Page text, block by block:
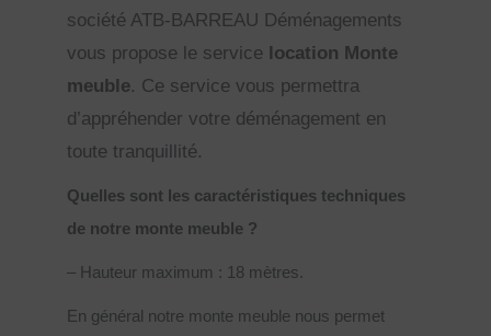
société ATB-BARREAU Déménagements
vous propose le service location Monte
meuble. Ce service vous permettra
d’appréhender votre déménagement en
toute tranquillité.
Quelles sont les caractéristiques techniques
de notre monte meuble ?
– Hauteur maximum : 18 mètres.
En général notre monte meuble nous permet